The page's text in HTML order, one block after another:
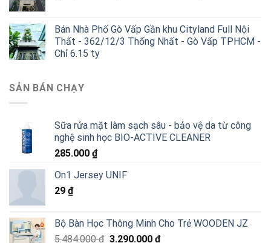
Bán Nhà Phố Gò Vấp Gần khu Cityland Full Nội
Thất - 362/12/3 Thống Nhất - Gò Vấp TPHCM -
Chỉ 6.15 ty
SẢN BÁN CHẠY
Sữa rửa mặt làm sạch sâu - bảo vệ da từ công
nghệ sinh học BIO-ACTIVE CLEANER
285.000 ₫
On1 Jersey UNIF
29 ₫
Bộ Bàn Học Thông Minh Cho Trẻ WOODEN JZ
5.484.000₫ Giá
3.290.000 ₫Giá